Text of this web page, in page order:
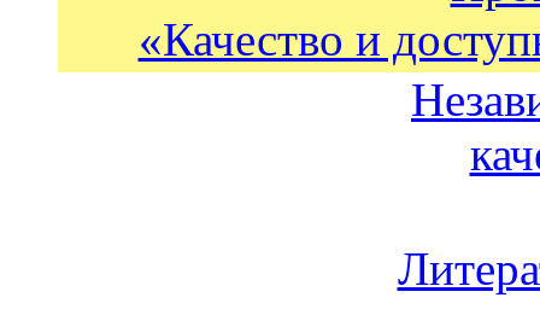
«Качество и